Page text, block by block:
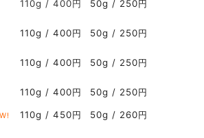
110g / 400円 50g / 250円
110g / 400円 50g / 250円
110g / 400円 50g / 250円
110g / 400円
110g / 450円
50g / 250円
50g / 260円